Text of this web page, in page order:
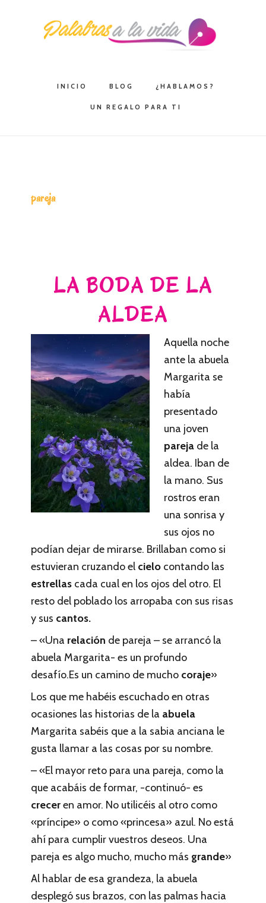
contenido
INICIO BLOG ¿HABLAMOS?
UN REGALO PARA TI
pareja
LA BODA DE LA
ALDEA
Aquella noche
ante la abuela
Margarita se
había
presentado
una joven
pareja de la
aldea. Iban de
la mano. Sus
rostros eran
una sonrisa y
sus ojos no
podían dejar de mirarse. Brillaban como si
estuvieran cruzando el cielo contando las
estrellas cada cual en los ojos del otro. El
resto del poblado los arropaba con sus risas
y sus cantos.
– «Una relación de pareja – se arrancó la
abuela Margarita- es un profundo
desafío.Es un camino de mucho coraje»
Los que me habéis escuchado en otras
ocasiones las historias de la abuela
Margarita sabéis que a la sabia anciana le
gusta llamar a las cosas por su nombre.
– «El mayor reto para una pareja, como la
que acabáis de formar, -continuó- es
creceren amor. No utilicéis al otro como
«príncipe» o como «princesa» azul. No está
ahí para cumplir vuestros deseos. Una
pareja es algo mucho, mucho más grande»
Al hablar de esa grandeza, la abuela
desplegó sus brazos, con las palmas hacia